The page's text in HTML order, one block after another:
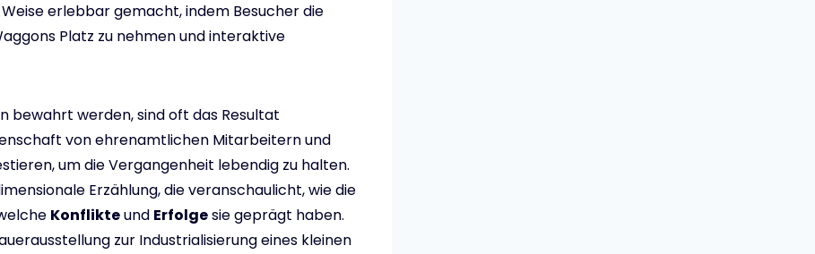
erlebbar gemacht, indem Besucher die
Platz zu nehmen und interaktive
bewahrt werden, sind oft das Resultat
von ehrenamtlichen Mitarbeitern und
um die Vergangenheit lebendig zu halten.
Erzählung, die veranschaulicht, wie die
Konflikteund Erfolgesie geprägt haben.
zur Industrialisierung eines kleinen